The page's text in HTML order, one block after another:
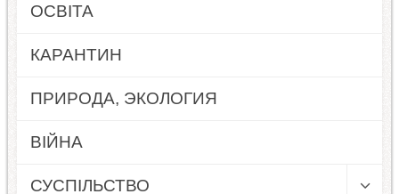
ОСВІТА
КАРАНТИН
ПРИРОДА, ЭКОЛОГИЯ
ВІЙНА
СУСПІЛЬСТВО